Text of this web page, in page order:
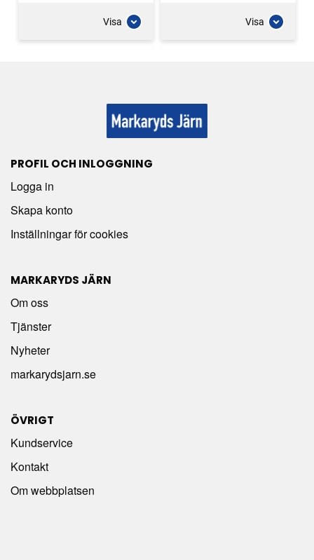
Visa Visa
PROFIL OCH INLOGGNING
Logga in
Skapa konto
Inställningar för cookies
MARKARYDS JÄRN
Om oss
Tjänster
Nyheter
markarydsjarn.se
ÖVRIGT
Kundservice
Kontakt
Om webbplatsen